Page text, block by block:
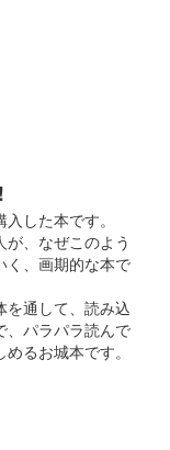
印サミット
印サミット
にて販売。
龍虎獅子争奪 北条
印サミット
にて販売。
した本です。
、なぜこのよう
く、画期的な本で
を通して、読み込
、パラパラ読んで
るお城本です。